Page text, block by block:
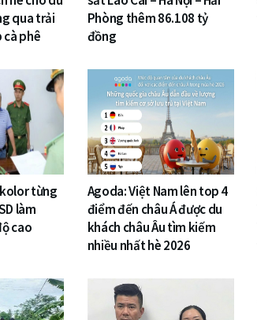
qua trải
phê
Phòng thêm 86.108 tỷ
đồng
từng
làm
cao
Agoda: Việt Nam lên top 4
điểm đến châu Á được du
khách châu Âu tìm kiếm
nhiều nhất hè 2026